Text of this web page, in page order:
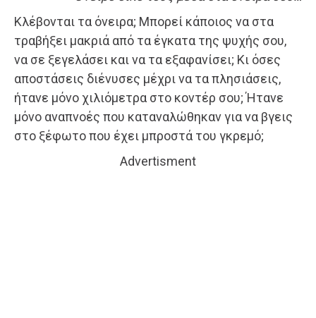
Κλέβονται τα όνειρα; Μπορεί κάποιος να στα
τραβήξει μακριά από τα έγκατα της ψυχής σου,
να σε ξεγελάσει και να τα εξαφανίσει; Κι όσες
αποστάσεις διένυσες μέχρι να τα πλησιάσεις,
ήτανε μόνο χιλιόμετρα στο κοντέρ σου; Ήτανε
μόνο αναπνοές που καταναλώθηκαν για να βγεις
στο ξέφωτο που έχει μπροστά του γκρεμό;
Advertisment